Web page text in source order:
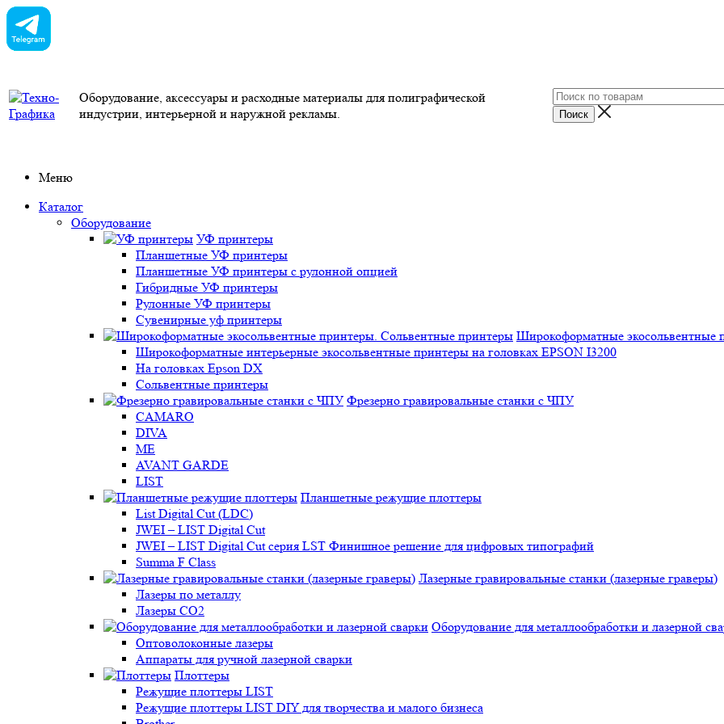
Оборудование, аксессуары и расходные материалы для полиграфической
индустрии, интерьерной и наружной рекламы.
Меню
Каталог
Оборудование
УФ принтеры
Планшетные УФ принтеры
Планшетные УФ принтеры с рулонной опцией
Гибридные УФ принтеры
Рулонные УФ принтеры
Сувенирные уф принтеры
Широкоформатные экосольвентные
Широкоформатные интерьерные экосольвентные принтеры на головках EPSON I3200
На головках Epson DX
Сольвентные принтеры
Фрезерно гравировальные станки с ЧПУ
CAMARO
DIVA
ME
AVANT GARDE
LIST
Планшетные режущие плоттеры
List Digital Cut (LDC)
JWEI – LIST Digital Cut
JWEI – LIST Digital Cut серия LST Финишное решение для цифровых типографий
Summa F Class
Лазерные гравировальные станки (лазерные граверы)
Лазеры по металлу
Лазеры CO2
Оборудование для металлообработки и лазерной
Оптоволоконные лазеры
Аппараты для ручной лазерной сварки
Плоттеры
Режущие плоттеры LIST
Режущие плоттеры LIST DIY для творчества и малого бизнеса